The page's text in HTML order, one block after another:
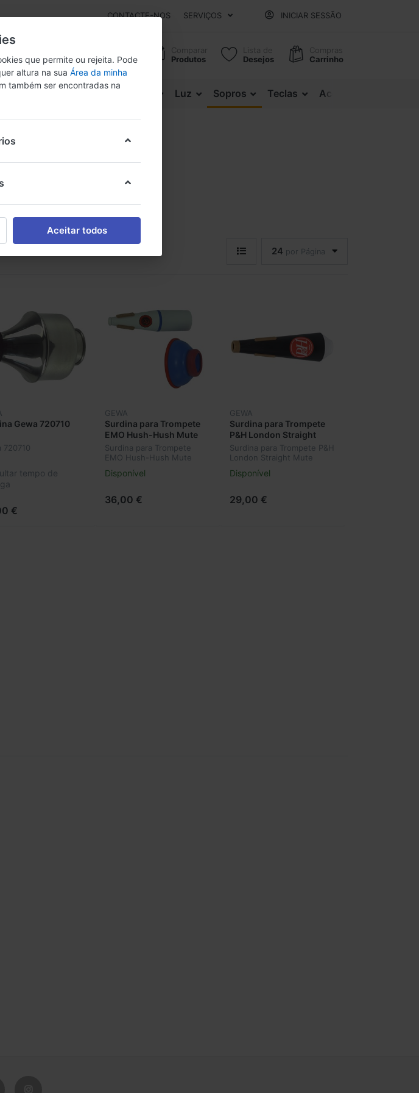
CONTACTE-NOS SERVIÇOS INICIAR SESSÃO
Comparar
Produtos
Lista de
Desejos
Compras
Carrinho
Luz Sopros Teclas Acessórios
24 por Página
Gewa 720710
720710
tempo de
€
GEWA
Surdina para Trompete
EMO Hush-Hush Mute
721660
Surdina para Trompete
EMO Hush-Hush Mute
Disponível
36,00 €
GEWA
Surdina para Trompete
P&H London Straight
Mute 720691
Surdina para Trompete P&H
London Straight Mute
Disponível
29,00 €
que permite ou rejeita. Pode
altura na sua Área da minha
também ser encontradas na
Aceitar todos